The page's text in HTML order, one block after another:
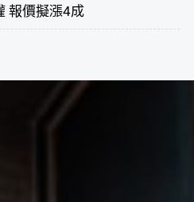
報價擬漲4成